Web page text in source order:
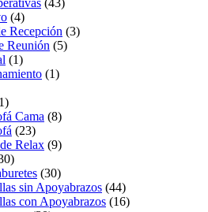
(4)
Recepción (3)
Reunión (5)
(1)
(1)
Cama (8)
(23)
Relax (9)
(30)
sin Apoyabrazos (44)
con Apoyabrazos (16)